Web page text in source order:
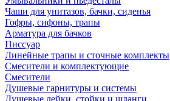
Чаши для унитазов, бачки, сиденья
Гофры, сифоны, трапы
Арматура для бачков
Писсуар
Линейные трапы и сточные комплекты
Смесители и комплектующие
Смесители
Душевые гарнитуры и системы
Душевые лейки, стойки и шланги